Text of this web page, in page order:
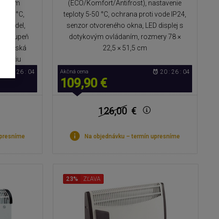
45 °C,
model,
stupeň
detská
20 : 26 : 04
(ECO/Komfort/Antifrost), nastavenie
teploty 5-50 °C, ochrana proti vode IP24,
senzor otvoreného okna, LED displej s
dotykovým ovládaním, rozmery 78 ×
22,5 × 51,5 cm
Akčná cena
109,90 €
20 : 26 : 04
126,00 €
Na objednávku – termín upresníme
23% ZĽAVA